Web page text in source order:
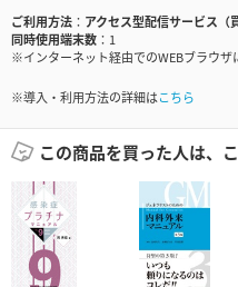
ご利用方法
アクセス型配信サービス（
同時使用端末数
1
※インターネット経由でのWEBブラウザ
※導入・利用方法の詳細はこちら
この商品を買った人は、